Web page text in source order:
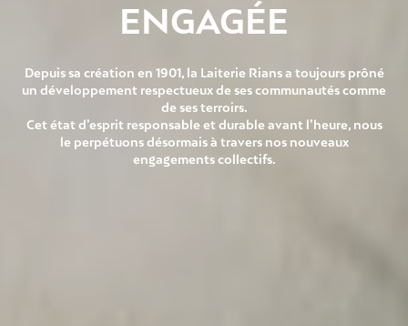
ENGAGÉE
Depuis sa création en 1901, la Laiterie Rians a toujours prôné
un développement respectueux de ses communautés comme
de ses terroirs.
Cet état d’esprit responsable et durable avant l’heure, nous
le perpétuons désormais à travers nos nouveaux
engagements collectifs.